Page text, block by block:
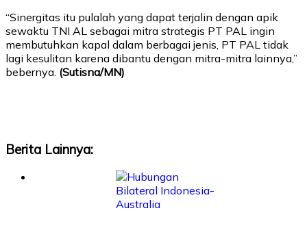
“Sinergitas itu pulalah yang dapat terjalin dengan apik
sewaktu TNI AL sebagai mitra strategis PT PAL ingin
membutuhkan kapal dalam berbagai jenis, PT PAL tidak
lagi kesulitan karena dibantu dengan mitra-mitra lainnya,”
bebernya. (Sutisna/MN)
Berita Lainnya: